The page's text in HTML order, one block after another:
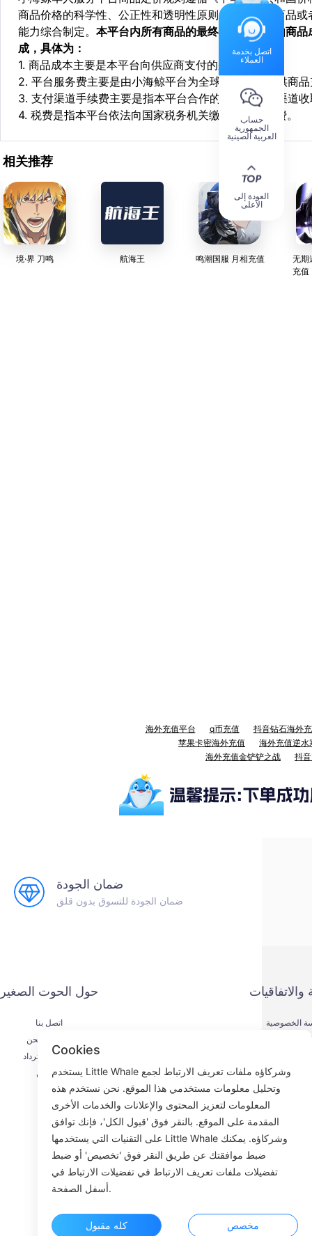
商品价格的科学性、公正性和透明性原则，依据相关商品
能力综合制定。 本平台内所有商品的最终销售价格均由商
成，具体为：
1. 商品成本主要是本平台向供应商支付的采购成本；
2. 平台服务费主要是由小海鲸平台为全球华人用户提供商
3. 支付渠道手续费主要是指本平台合作的第三方支付渠道
4. 税费是指本平台依法向国家税务机关缴纳的各项税费。
相关推荐
境·界 刀鸣 航海王 鸣潮国服 月相充值
无期
充值
海外充值平台 q币充值
抖音钻石海外
苹果卡密海外充值
海外充值逆水
海外充值金铲铲之战
抖
ضمان الجودة
ضمان الجودة للتسوق بدون قلق
حول الحوت الصغير
اتصل بنا
عملية الشحن
عملية الاسترداد
من نحن
والاتفاقيات
الخصوصية
الدفع
KYC
ROOM
اتصل بخدمة
العملاء
حساب
الجمهورية
العربية الصينية
العودة إلى
الأعلى
Cookies
يستخدم Little Whale وشركاؤه ملفات تعريف الارتباط لجمع
وتحليل معلومات مستخدمي هذا الموقع. نحن نستخدم هذه
المعلومات لتعزيز المحتوى والإعلانات والخدمات الأخرى
المقدمة على الموقع. بالنقر فوق 'قبول الكل'، فإنك توافق
على التقنيات التي يستخدمها Little Whale وشركاؤه. يمكنك
ضبط موافقتك عن طريق النقر فوق 'تخصيص' أو ضبط
تفضيلات ملفات تعريف الارتباط في تفضيلات الارتباط في
أسفل الصفحة.
كله مقبول مخصص